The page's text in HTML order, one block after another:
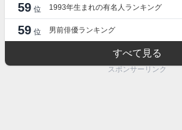
59 位 1993年生まれの有名人ランキング
59 位 男前俳優ランキング
すべて見る
スポンサーリンク